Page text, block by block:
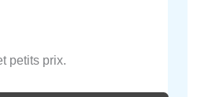
petits prix.